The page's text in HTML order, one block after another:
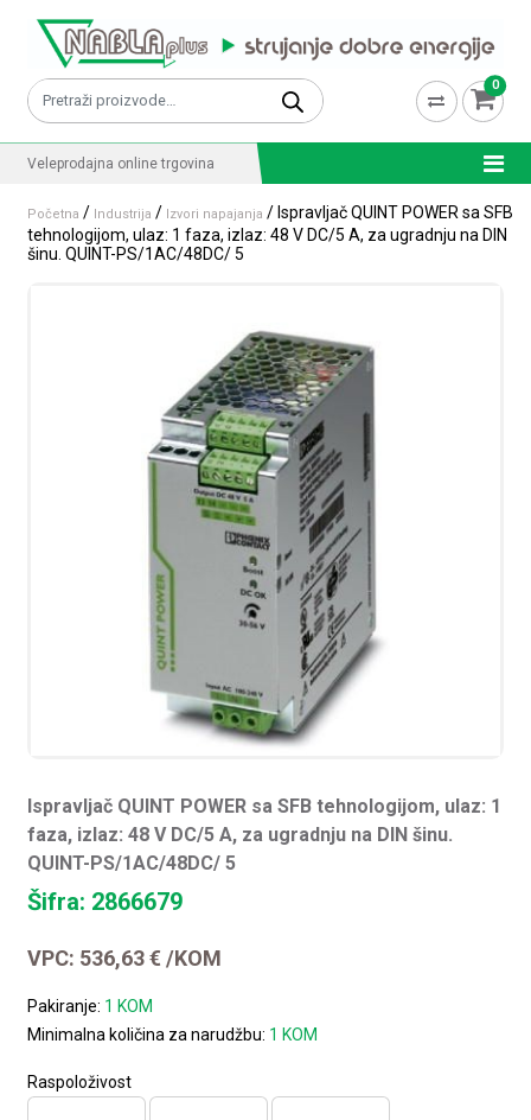
Pretraži: 0
Veleprodajna online trgovina
Početna / Industrija / Izvori napajanja / Ispravljač QUINT POWER sa SFB
tehnologijom, ulaz: 1 faza, izlaz: 48 V DC/5 A, za ugradnju na DIN
šinu. QUINT-PS/1AC/48DC/ 5
Ispravljač QUINT POWER sa SFB tehnologijom, ulaz: 1
faza, izlaz: 48 V DC/5 A, za ugradnju na DIN šinu.
QUINT-PS/1AC/48DC/ 5
Šifra: 2866679
VPC: 536,63€ /KOM
Pakiranje: 1 KOM
Minimalna količina za narudžbu: 1 KOM
Raspoloživost